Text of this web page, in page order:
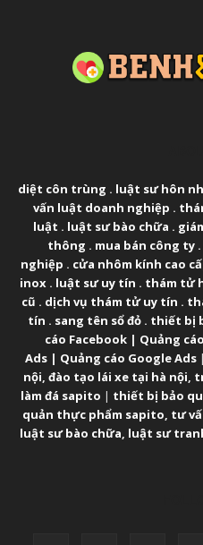
diệt côn trùng . luật sư hôn
vấn luật doanh nghiệp .
luật . luật sư bào chữa .
thông . mua bán công ty.
nghiệp . cửa nhôm kính cao
inox . luật sư uy tín . thám tử
cũ . dịch vụ thám tử uy tín .
tín . sang tên sổ đỏ . thiết bị
cáo Facebook| Quảng
Ads| Quảng cáo Google Ads|
nội, đào tạo lái xe tại hà nội,
làm đá sapito | thiết bị bảo
quản thực phẩm sapito, tư
luật sư bào chữa, luật sư